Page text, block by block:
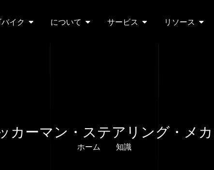
イク について サービス リソース
カーマン・ステアリング・メ
ホーム 知識